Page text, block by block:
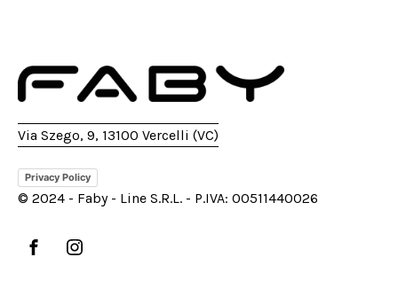
Via Szego, 9, 13100 Vercelli (VC)
Privacy Policy
© 2024 - Faby - Line S.R.L. - P.IVA: 00511440026